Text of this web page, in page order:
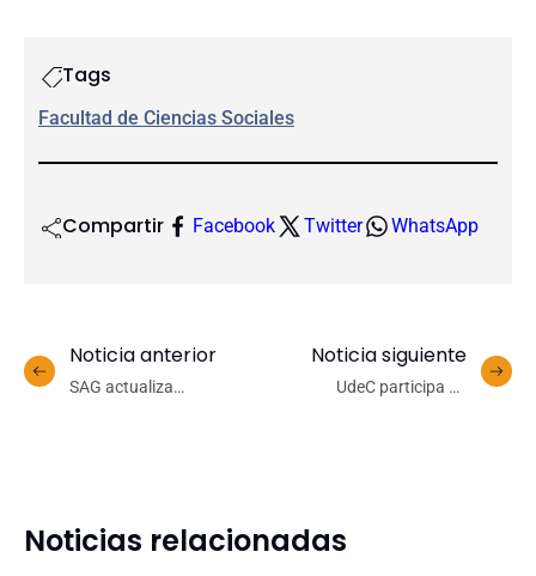
Tags
Facultad de Ciencias Sociales
Compartir Facebook Twitter WhatsApp
Noticia anterior
SAG actualiza
Noticia siguiente
UdeC participa en
Noticias relacionadas